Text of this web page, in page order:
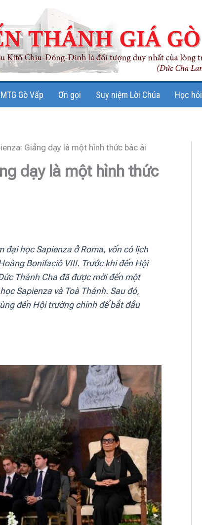
Gò Vấp Ơn gọi Suy niệm Lời Chúa Học hỏi
Giảng dạy là một hình thức bác ái
dạy là một hình thức
học Sapienza ở Roma, vốn có lịch
Bonifaciô VIII. Trước khi đến Hội
Thánh Cha đã được mời đến một
Sapienza và Toà Thánh. Sau đó,
đến Hội trường chính để bắt đầu